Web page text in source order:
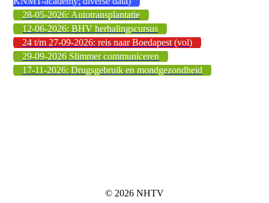
28-05-2026: Autotransplantatie
12-06-2026: BHV herhalingscursus
24 t/m 27-09-2026: reis naar Boedapest (vol)
29-09-2026 Slimmer communiceren
17-11-2026: Drugsgebruik en mondgezondheid
© 2026 NHTV